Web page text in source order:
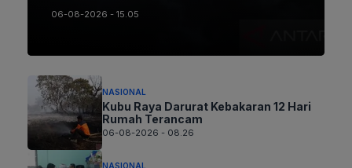
06-08-2026 - 15.05
NASIONAL
Kubu Raya Darurat Kebakaran 12 Hari
Rumah Terancam
06-08-2026 - 08.26
NASIONAL